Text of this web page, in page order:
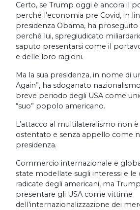
Certo, se Trump oggi è ancora il
perché l’economia pre Covid, in
presidenza Obama, ha proseguito
perché lui, spregiudicato
saputo presentarsi come il
e delle loro ragioni.
Ma la sua presidenza, in nome di
Again”, ha sdoganato
breve periodo degli USA come
“suo” popolo americano.
L’attacco al multilateralismo non
ostentato e senza appello come
presidenza.
Commercio internazionale e
state modellate sugli interessi e le
radicate degli americani, ma
presentare gli USA come vittime
dell’internazionalizzazione dei